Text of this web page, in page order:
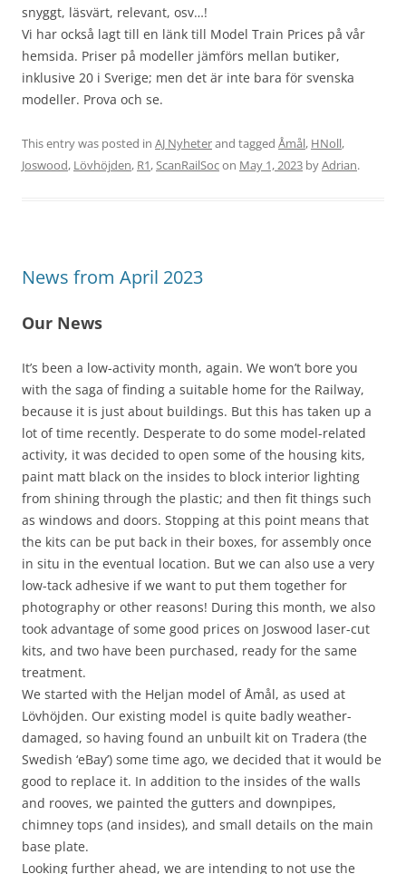
snyggt, läsvärt, relevant, osv…!
Vi har också lagt till en länk till Model Train Prices på vår
hemsida. Priser på modeller jämförs mellan butiker,
inklusive 20 i Sverige; men det är inte bara för svenska
modeller. Prova och se.
This entry was posted in AJ Nyheterand tagged Åmål, HNoll,
Joswood, Lövhöjden, R1,ScanRailSocon May 1, 2023 byAdrian.
News from April 2023
Our News
It’s been a low-activity month, again. We won’t bore you
with the saga of finding a suitable home for the Railway,
because it is just about buildings. But this has taken up a
lot of time recently. Desperate to do some model-related
activity, it was decided to open some of the housing kits,
paint matt black on the insides to block interior lighting
from shining through the plastic; and then fit things such
as windows and doors. Stopping at this point means that
the kits can be put back in their boxes, for assembly once
in situ in the eventual location. But we can also use a very
low-tack adhesive if we want to put them together for
photography or other reasons! During this month, we also
took advantage of some good prices on Joswood laser-cut
kits, and two have been purchased, ready for the same
treatment.
We started with the Heljan model of Åmål, as used at
Lövhöjden. Our existing model is quite badly weather-
damaged, so having found an unbuilt kit on Tradera (the
Swedish ‘eBay’) some time ago, we decided that it would be
good to replace it. In addition to the insides of the walls
and rooves, we painted the gutters and downpipes,
chimney tops (and insides), and small details on the main
base plate.
Looking further ahead, we are intending to not use the